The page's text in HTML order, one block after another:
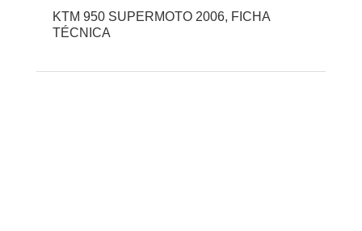
KTM 950 SUPERMOTO 2006, FICHA
TÉCNICA